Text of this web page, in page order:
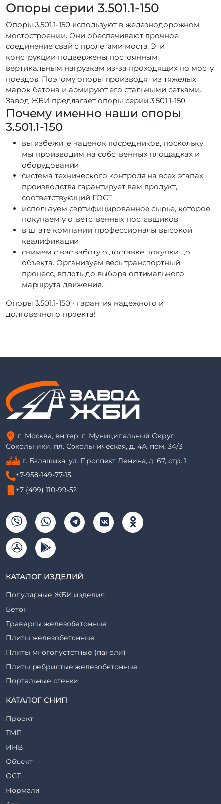
Опоры серии 3.501.1-150
Опоры 3.501.1-150 используют в железнодорожном
мостостроении. Они обеспечивают прочное
соединение свай с пролетами моста. Эти
конструкции подвержены постоянным
вертикальным нагрузкам из-за проходящих по мосту
поездов. Поэтому опоры производят из тяжелых
марок бетона и армируют его стальными сетками.
Завод ЖБИ предлагает опоры серии 3.501.1-150.
Почему именно наши опоры
3.501.1-150
вы избежите наценок посредников, поскольку
мы производим на собственных площадках и
оборудовании
система технического контроля на всех этапах
производства гарантирует вам продукт,
соответствующий ГОСТ
используем сертифицированное сырье, которое
покупаем у ответственных поставщиков
в штате компании профессионалы высокой
квалификации
снимем с вас заботу о доставке покупки до
объекта. Организуем весь транспортный
процесс, вплоть до выбора оптимального
маршрута движения.
Опоры 3.501.1-150 - гарантия надежного и
долговечного проекта!
г. Москва, вн.тер. г. Муниципальный Округ
Сокольники, пл. Сокольническая, д. 4А, пом. 34/3
г. Балашиха, ул. Проспект Ленина, д. 67, стр. 1
+7-958-149-77-15
+7 (499) 110-99-52
КАТАЛОГ ИЗДЕЛИЙ
Популярные ЖБИ изделия
Бетон
Траверсы железобетонные
Плиты железобетонные
Плиты многопустотные (панели)
Плиты ребристые железобетонные
Портальные стенки
Прогоны железобетонные
Ригели железобетонные
Сваи железобетонные
Стеновые блоки
Стойки железобетонные
Столбы железобетонные
Закладные детали
КАТАЛОГ СНИП
Проект
ТМП
ИНВ
Объект
ОСТ
Нормали